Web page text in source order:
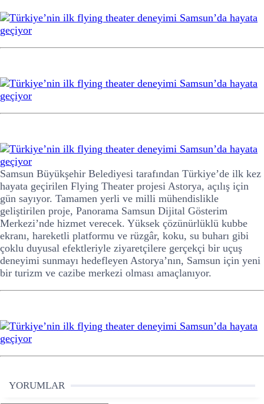
Samsun Büyükşehir Belediyesi tarafından Türkiye’de ilk kez
hayata geçirilen Flying Theater projesi Astorya, açılış için
gün sayıyor. Tamamen yerli ve milli mühendislikle
geliştirilen proje, Panorama Samsun Dijital Gösterim
Merkezi’nde hizmet verecek. Yüksek çözünürlüklü kubbe
ekranı, hareketli platformu ve rüzgâr, koku, su buharı gibi
çoklu duyusal efektleriyle ziyaretçilere gerçekçi bir uçuş
deneyimi sunmayı hedefleyen Astorya’nın, Samsun için yeni
bir turizm ve cazibe merkezi olması amaçlanıyor.
YORUMLAR